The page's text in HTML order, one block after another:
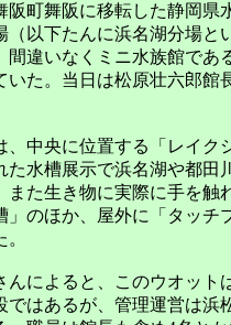
阪町舞阪に移転した静岡県
（以下たんに浜名湖分場と
間違いなくミニ水族館であ
いた。当日は松原壮六郎館
中央に位置する「レイク
た水槽展示で浜名湖や都
また生き物に実際に手を触
」のほか、屋外に「タッチ
によると、このウオット
ではあるが、管理運営は浜